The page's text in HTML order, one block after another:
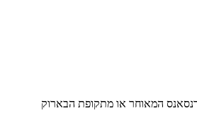
המאוחר או מתקופת הבארוק